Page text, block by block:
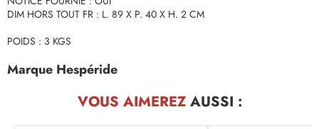
DIM HORS TOUT FR : L. 89 X P. 40 X H. 2 CM
POIDS : 3 KGS
Marque Hespéride
VOUS AIMEREZAUSSI :